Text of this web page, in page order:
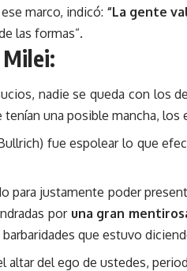
marco, indicó: “La gente
las formas”.
nadie se queda con los
una posible mancha, los
fue espolear lo que
para justamente poder
por una gran
que estuvo
altar del ego de ustedes,